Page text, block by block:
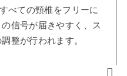
べての頸椎をフリーに
信号が届きやすく、ス
整が行われます。